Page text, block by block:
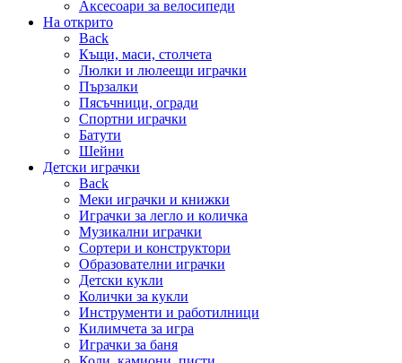
Аксесоари за велосипеди
На открито
Back
Къщи, маси, столчета
Люлки и люлеещи играчки
Пързалки
Пясъчници, огради
Спортни играчки
Батути
Шейни
Детски играчки
Back
Меки играчки и книжки
Играчки за легло и количка
Музикални играчки
Сортери и конструктори
Образователни играчки
Детски кукли
Колички за кукли
Инструменти и работилници
Килимчета за игра
Играчки за баня